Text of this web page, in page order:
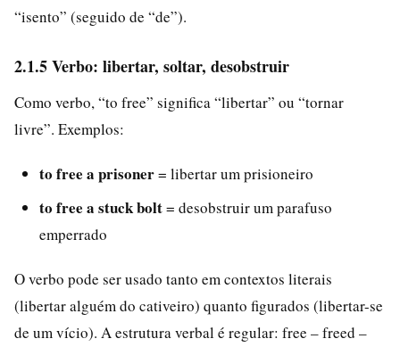
“isento” (seguido de “de”).
2.1.5 Verbo: libertar, soltar, desobstruir
Como verbo, “to free” significa “libertar” ou “tornar
livre”. Exemplos:
to free a prisoner= libertar um prisioneiro
to free a stuck bolt= desobstruir um parafuso
emperrado
O verbo pode ser usado tanto em contextos literais
(libertar alguém do cativeiro) quanto figurados (libertar-se
de um vício). A estrutura verbal é regular: free – freed –